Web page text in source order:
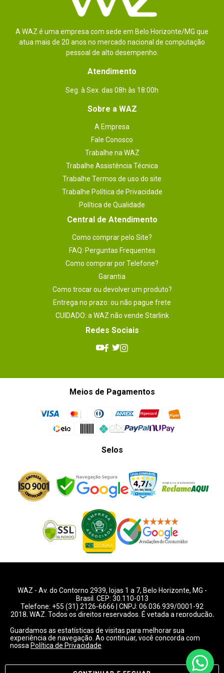
A WAZ é uma empresa com sede em Belo Horizonte/MG que
atua mais de 20 anos no mercado nacional de computação
pessoal de alto desempenho.
Atendimento
Seg. à Sex. das 08h às 18:00h
Sobre a WAZ
A Empresa
Fale Conosco
Trabalhe na WAZ
Trabalhe Assistência Técnica
Trabalhe Termos de uso do site
Trabalhe Política de Privacidade
Política de Qualidade
Central de Atendimento
Como comprar pelo Site?
FAQ: Perguntas Frequentes
Como comprar por Telefone?
Garantia
Como trocar ou devolver um produto?
Entrega no prazo: ou não pague frete
CUIDADO: a WAZ não vende Starlink
Redes Sociais
Meios de Pagamentos
Selos
WAZ - Av. do Contorno 2939, lojas 1 a 7, Belo Horizonte, MG -
Brasil. CEP: 30.110-013
Telefone: +55 (31) 2126-6666 | CNPJ: 06.036.939/0001-92
2018, WAZ. Todos os direitos reservados. É vetada a reprodução,
Preços e condições de pagamentos válidos exclusivamente
para compras pelo website.
Guardamos as estatísticas de visitas para melhorar sua
experiência de navegação. Ao continuar, você concorda com
nossa Política de Privacidade